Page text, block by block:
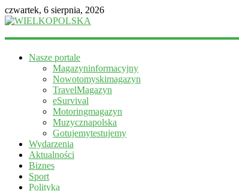
czwartek, 6 sierpnia, 2026
WIELKOPOLSKA
informacyjny
Nasze portale
Magazyninformacyjny
Nowotomyskimagazyn
TravelMagazyn
eSurvival
Motoringmagazyn
Muzycznapolska
Gotujemytestujemy
Wydarzenia
Aktualności
Biznes
Sport
Polityka